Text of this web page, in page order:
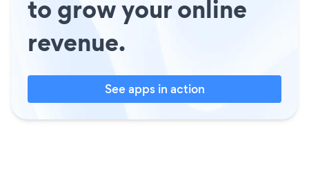
to grow your online
revenue.
See apps in action